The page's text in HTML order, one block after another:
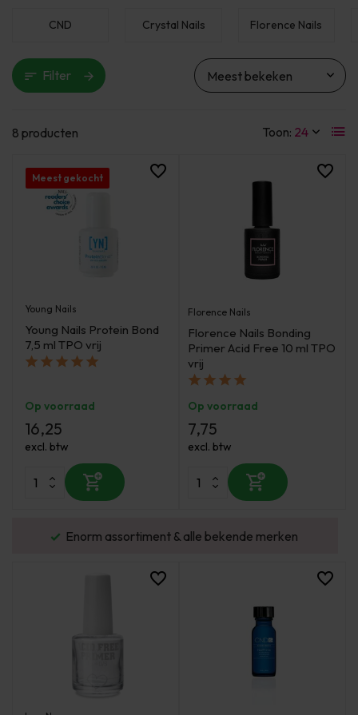
CND Crystal Nails Florence Nails
Filter
8 producten Toon:
Meest gekocht
Young Nails
Young Nails Protein Bond
7,5 ml TPO vrij
Op voorraad
16,25
excl. btw
Florence Nails
Florence Nails Bonding
Primer Acid Free 10 ml TPO
vrij
Op voorraad
7,75
excl. btw
Enorm assortiment & alle bekende merken